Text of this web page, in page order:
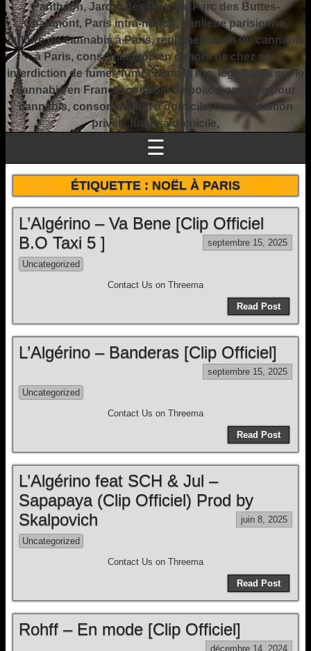
Panthéon, Jardin des Plantes, Parc des Buttes-
Chaumont, Paris intra-muros, banlieue parisienne,
culture du cannabis à Paris, réglementation du cannabis
à Paris, consommation en dehors de chez soi,
interdiction de fumer, fumer dans la rue, législation sur le
cannabis en France, contrôle de police, amende pour
cannabis, consommation à domicile, consommation
privée, fumer à domicile,
☰
ÉTIQUETTE :NOËL À PARIS
L’Algérino – Va Bene [Clip Officiel
B.O Taxi 5 ]
septembre 15, 2025
Uncategorized
Contact Us on Threema
Read Post
L’Algérino – Banderas [Clip Officiel]
septembre 15, 2025
Uncategorized
Contact Us on Threema
Read Post
L’Algérino feat SCH & Jul –
Sapapaya (Clip Officiel) Prod by
Skalpovich
juin 8, 2025
Uncategorized
Contact Us on Threema
Read Post
Rohff – En mode [Clip Officiel]
décembre 14, 2024